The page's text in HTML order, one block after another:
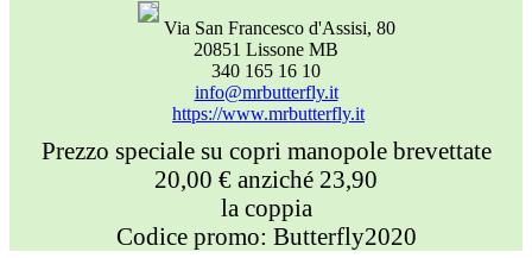
Via San Francesco d'Assisi, 80
20851 Lissone MB
340 165 16 10
info@mrbutterfly.it
https://www.mrbutterfly.it
Prezzo speciale su copri manopole brevettate
20,00 € anziché 23,90
la coppia
Codice promo: Butterfly2020